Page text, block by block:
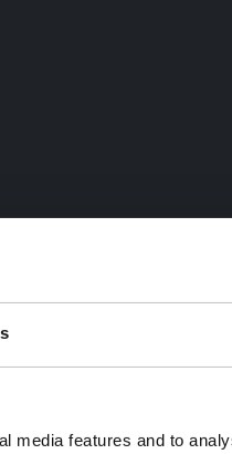
media features and to